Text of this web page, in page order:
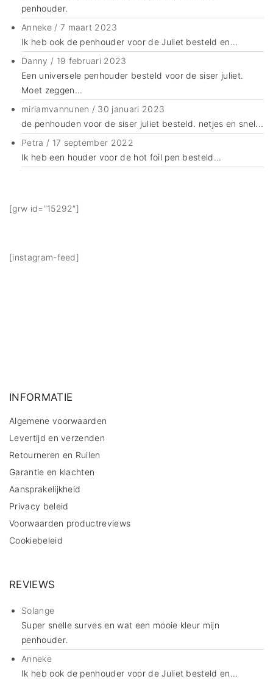
penhouder.
Anneke/ 7 maart 2023
Ik heb ook de penhouder voor de Juliet besteld en...
Danny / 19 februari 2023
Een universele penhouder besteld voor de siser juliet.
Moet zeggen...
miriamvannunen / 30 januari 2023
de penhouden voor de siser juliet besteld. netjes en snel...
Petra / 17 september 2022
Ik heb een houder voor de hot foil pen besteld...
[grw id=”15292″]
[instagram-feed]
INFORMATIE
Algemene voorwaarden
Levertijd en verzenden
Retourneren en Ruilen
Garantie en klachten
Aansprakelijkheid
Privacy beleid
Voorwaarden productreviews
Cookiebeleid
REVIEWS
Solange
Super snelle surves en wat een mooie kleur mijn
penhouder.
Anneke
Ik heb ook de penhouder voor de Juliet besteld en...